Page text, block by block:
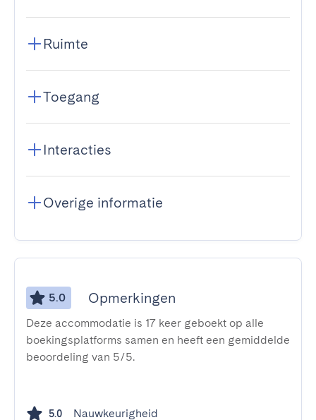
Ruimte
Toegang
Interacties
Overige informatie
5.0 Opmerkingen
Deze accommodatie is 17 keer geboekt op alle
boekingsplatforms samen en heeft een gemiddelde
beoordeling van 5/5.
5.0 Nauwkeurigheid